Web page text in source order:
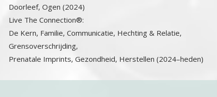
Doorleef, Ogen (2024)
Live The Connection®:
De Kern, Familie, Communicatie, Hechting & Relatie,
Grensoverschrijding,
Prenatale Imprints, Gezondheid, Herstellen (2024–heden)